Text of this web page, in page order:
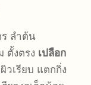
ร ลำต้น
ตั้งตรง เปลือก
วเรียบ แตกกิ่ง